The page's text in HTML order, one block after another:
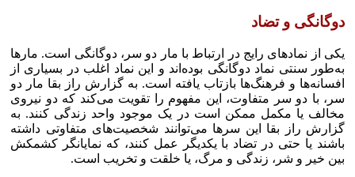
دوگانگی و تضاد
یکی از نماد‌های رایج در ارتباط با مار دو سر، دوگانگی است. مار‌ها
به‌طور سنتی نماد دوگانگی بوده‌اند و این نماد اغلب در بسیاری از
افسانه‌ها و فرهنگ‌ها بازتاب یافته است. به گزارش راز بقا مار دو
سر، با دو سر متفاوت، این مفهوم را تقویت می‌کند که دو نیروی
مخالف یا مکمل ممکن است در یک موجود واحد زندگی کنند. به
گزارش راز بقا این سر‌ها می‌توانند شخصیت‌های متفاوتی داشته
باشند یا حتی در تضاد با یکدیگر عمل کنند، که نمایانگر کشمکش
بین خیر و شر، زندگی و مرگ، یا خلقت و تخریب است.